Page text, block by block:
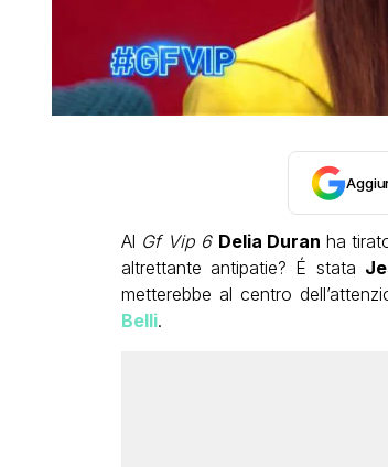
Al Gf Vip 6 Delia Duran ha
altrettante antipatie? É stata
metterebbe al centro
Belli.